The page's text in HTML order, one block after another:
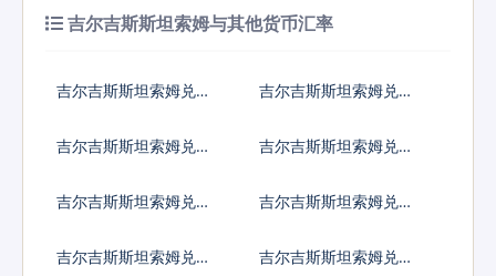
吉尔吉斯斯坦索姆与其他货币汇率
吉尔吉斯斯坦索姆兑人
吉尔吉斯斯坦索姆兑美
吉尔吉斯斯坦索姆兑日
吉尔吉斯斯坦索姆兑欧
吉尔吉斯斯坦索姆兑英
吉尔吉斯斯坦索姆兑港
吉尔吉斯斯坦索姆兑韩
吉尔吉斯斯坦索姆兑澳